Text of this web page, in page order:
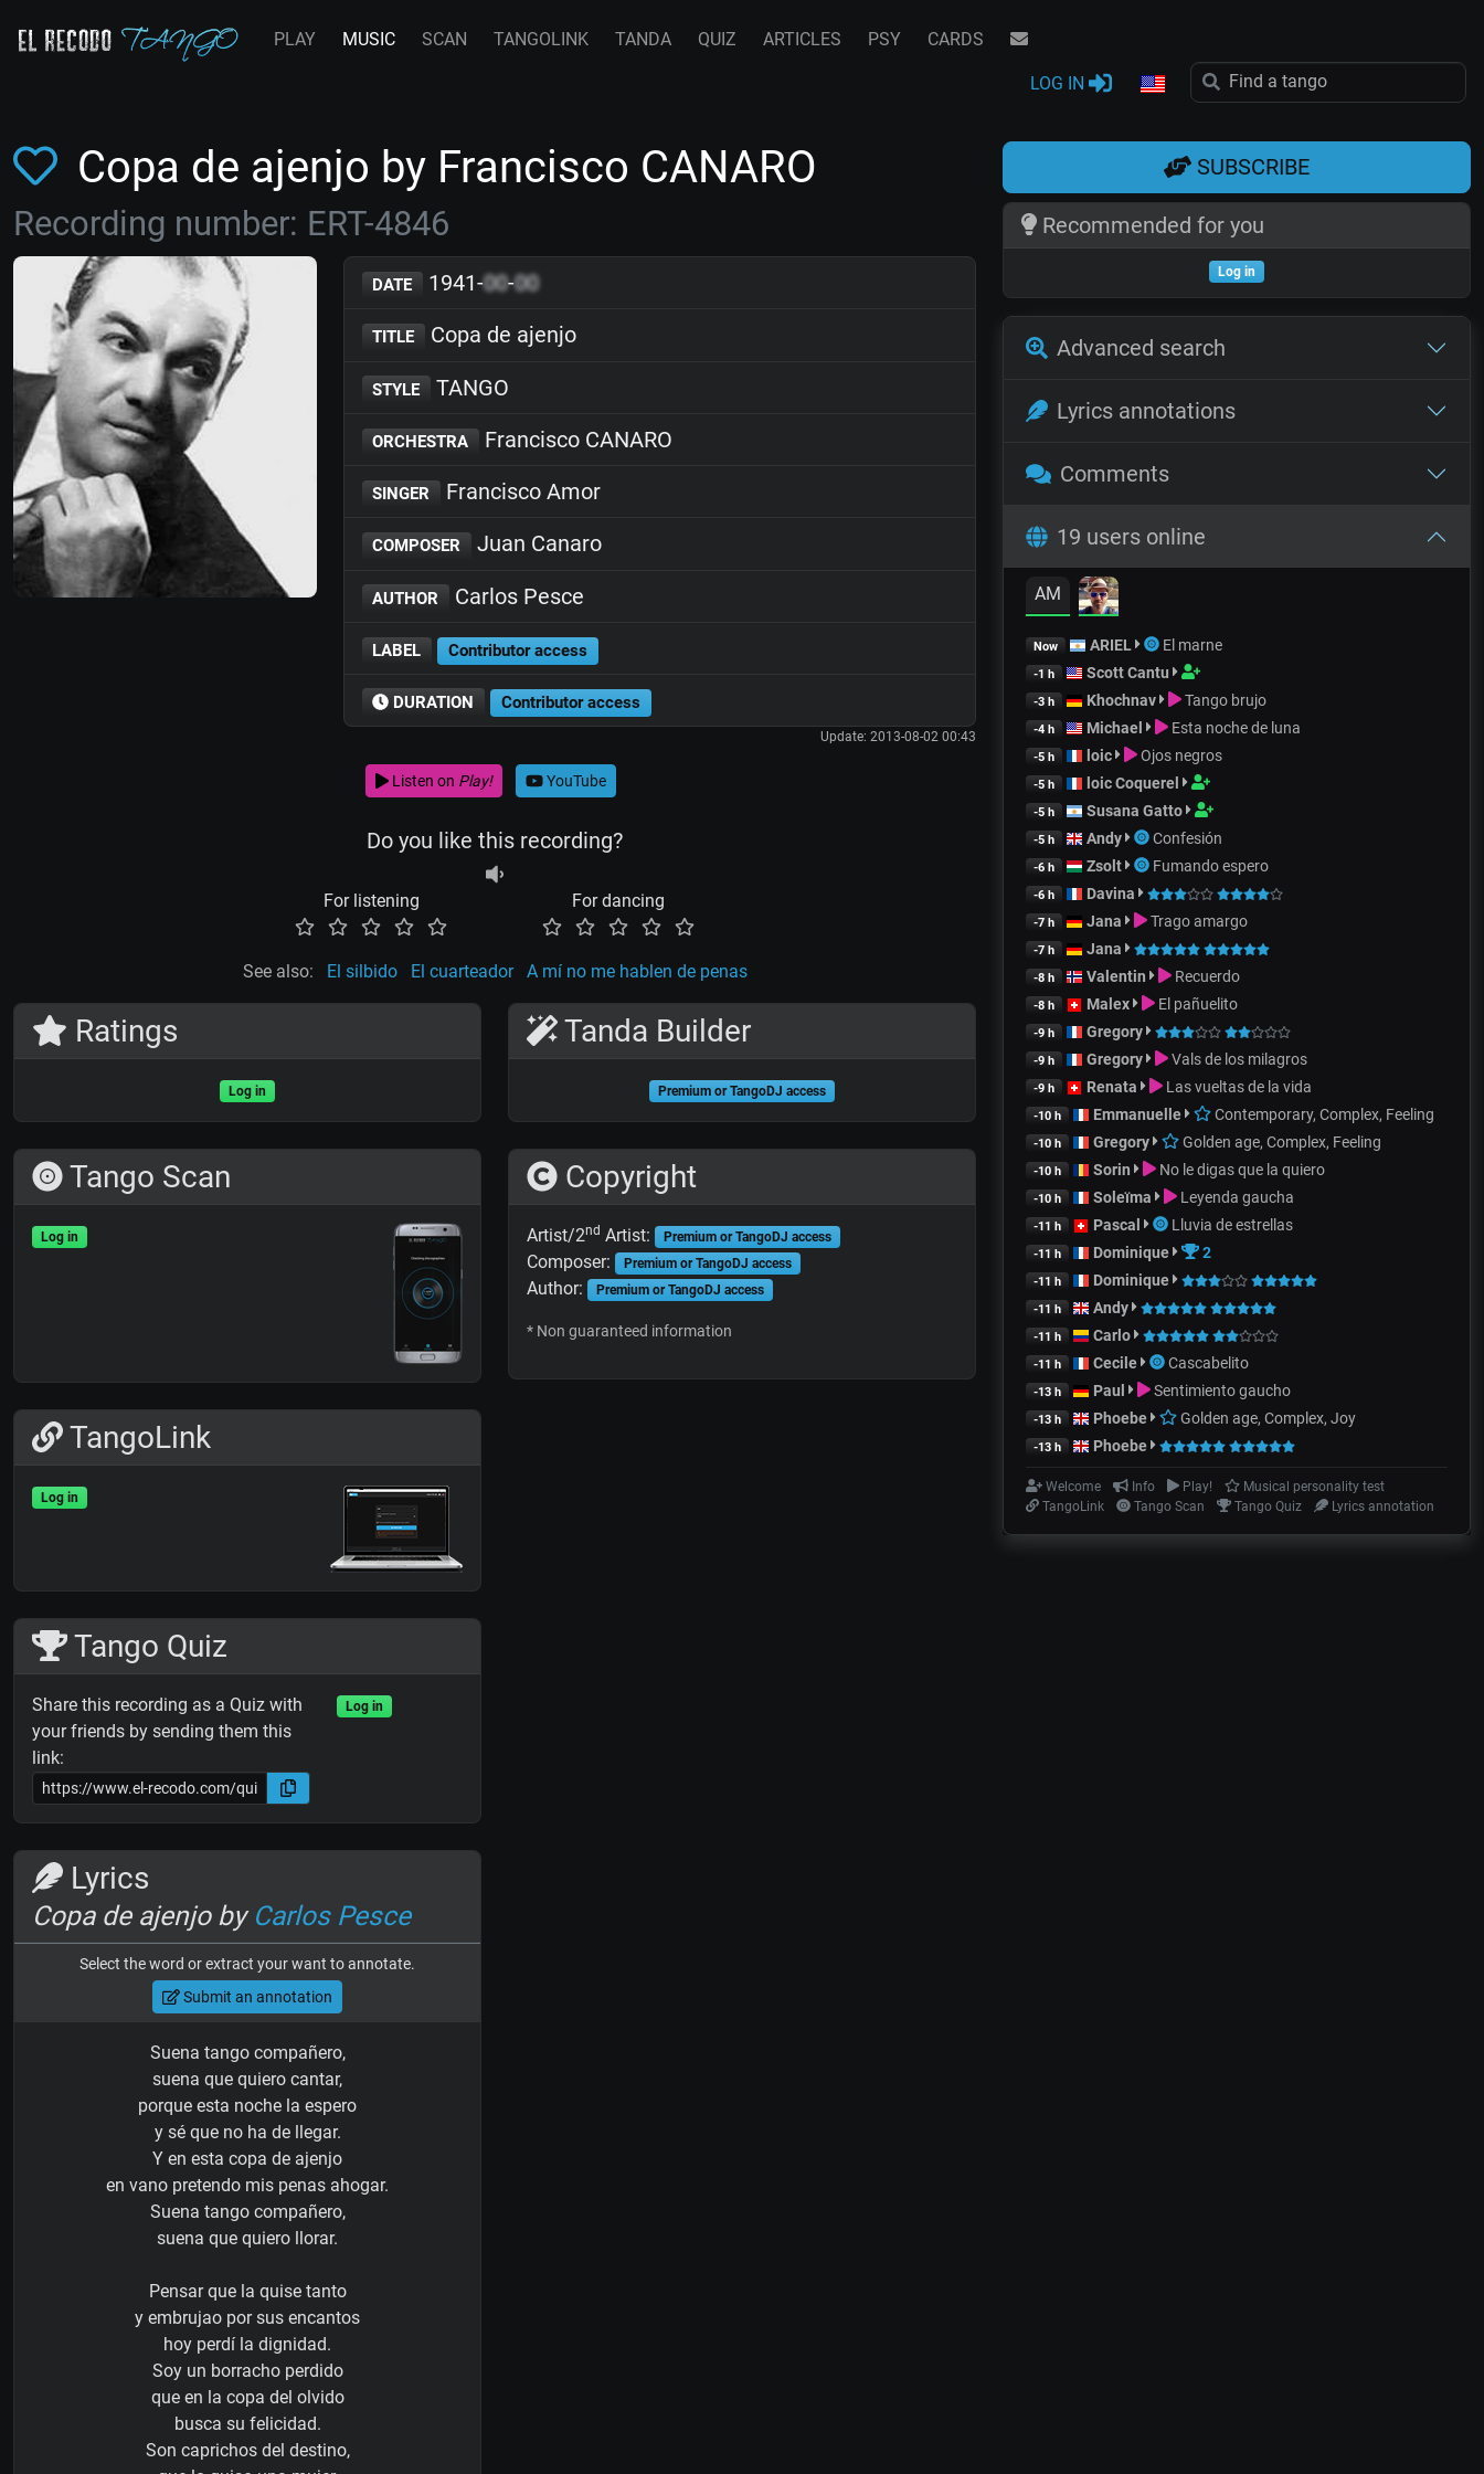
PLAY MUSIC SCAN TANGOLINK TANDA QUIZ ARTICLES PSY CARDS
LOG IN
Copa de ajenjo by Francisco CANARO
Recording number: ERT-4846
DATE 1941-00-00
TITLE Copa de ajenjo
STYLE TANGO
ORCHESTRA Francisco CANARO
SINGER Francisco Amor
COMPOSER Juan Canaro
AUTHOR Carlos Pesce
LABEL Contributor access
DURATION Contributor access
Update: 2013-08-02 00:43
Listen on Play! YouTube
Do you like this recording?
For listening For dancing
See also: El silbido El cuarteador A mí no me hablen de penas
Ratings
Log in
Tango Scan
Log in
TangoLink
Log in
Tango Quiz
Share this recording as a Quiz with
your friends by sending them this
link:
Log in
Lyrics
Copa de ajenjo by Carlos Pesce
Select the word or extract your want to annotate.
Submit an annotation
Suena tango compañero,
suena que quiero cantar,
porque esta noche la espero
y sé que no ha de llegar.
Y en esta copa de ajenjo
en vano pretendo mis penas ahogar.
Suena tango compañero,
suena que quiero llorar.
Pensar que la quise tanto
y embrujao por sus encantos
hoy perdí la dignidad.
Soy un borracho perdido
que en la copa del olvido
busca su felicidad.
Son caprichos del destino,
Tanda Builder
Premium or TangoDJ access
Copyright
Artist/2nd Artist: Premium or TangoDJ access
Composer: Premium or TangoDJ access
Author: Premium or TangoDJ access
* Non guaranteed information
SUBSCRIBE
Recommended for you
Log in
Advanced search
Lyrics annotations
Comments
19 users online
AM
Now ARIEL El marne
-1 h Scott Cantu
-3 h Khochnav Tango brujo
-4 h Michael Esta noche de luna
-5 h loic Ojos negros
-5 h loic Coquerel
-5 h Susana Gatto
-5 h Andy Confesión
-6 h Zsolt Fumando espero
-6 h Davina
-7 h Jana Trago amargo
-7 h Jana
-8 h Valentin Recuerdo
-8 h Malex El pañuelito
-9 h Gregory
-9 h Gregory Vals de los milagros
-9 h Renata Las vueltas de la vida
-10 h Emmanuelle Contemporary, Complex, Feeling
-10 h Gregory Golden age, Complex, Feeling
-10 h Sorin No le digas que la quiero
-10 h Soleïma Leyenda gaucha
-11 h Pascal Lluvia de estrellas
-11 h Dominique 2
-11 h Dominique
-11 h Andy
-11 h Carlo
-11 h Cecile Cascabelito
-13 h Paul Sentimiento gaucho
-13 h Phoebe Golden age, Complex, Joy
-13 h Phoebe
Welcome Info Play!
Musical personality test
TangoLink
Tango Scan Tango Quiz Lyrics annotation